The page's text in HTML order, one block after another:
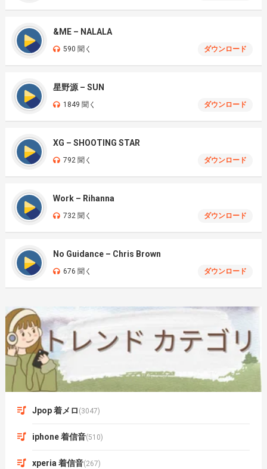
&ME – NALALA
590 聞く ダウンロード
星野源 – SUN
1849 聞く ダウンロード
XG – SHOOTING STAR
792 聞く ダウンロード
Work – Rihanna
732 聞く ダウンロード
No Guidance – Chris Brown
676 聞く ダウンロード
Jpop 着メロ (3047)
iphone 着信音(510)
xperia 着信音(267)